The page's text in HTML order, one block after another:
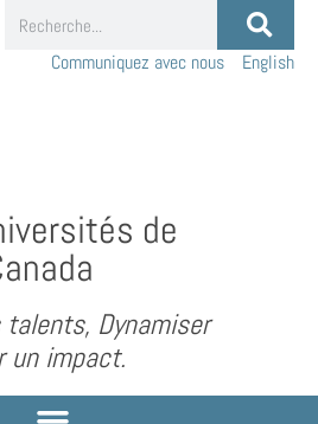
Communiquez avec nous English
de
Dynamiser
un impact.